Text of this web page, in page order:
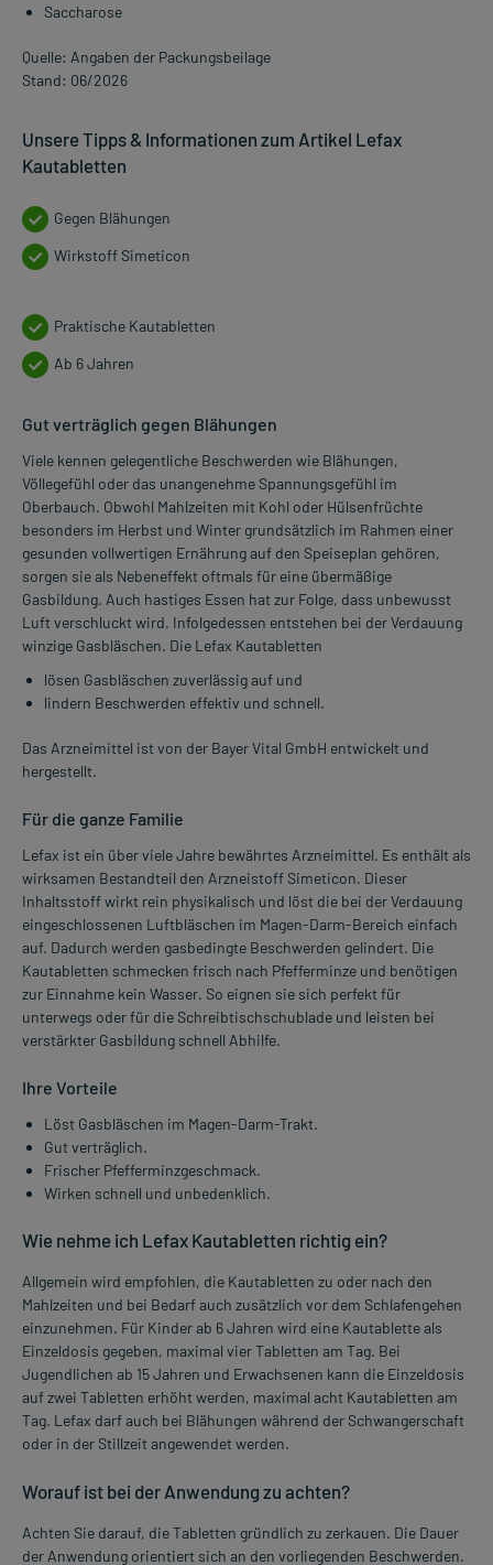
Saccharose
Quelle: Angaben der Packungsbeilage
Stand: 06/2026
Unsere Tipps & Informationen zum Artikel Lefax
Kautabletten
Gegen Blähungen
Wirkstoff Simeticon
Praktische Kautabletten
Ab 6 Jahren
Gut verträglich gegen Blähungen
Viele kennen gelegentliche Beschwerden wie Blähungen,
Völlegefühl oder das unangenehme Spannungsgefühl im
Oberbauch. Obwohl Mahlzeiten mit Kohl oder Hülsenfrüchte
besonders im Herbst und Winter grundsätzlich im Rahmen einer
gesunden vollwertigen Ernährung auf den Speiseplan gehören,
sorgen sie als Nebeneffekt oftmals für eine übermäßige
Gasbildung. Auch hastiges Essen hat zur Folge, dass unbewusst
Luft verschluckt wird. Infolgedessen entstehen bei der Verdauung
winzige Gasbläschen. Die Lefax Kautabletten
lösen Gasbläschen zuverlässig auf und
lindern Beschwerden effektiv und schnell.
Das Arzneimittel ist von der Bayer Vital GmbH entwickelt und
hergestellt.
Für die ganze Familie
Lefax ist ein über viele Jahre bewährtes Arzneimittel. Es enthält als
wirksamen Bestandteil den Arzneistoff Simeticon. Dieser
Inhaltsstoff wirkt rein physikalisch und löst die bei der Verdauung
eingeschlossenen Luftbläschen im Magen-Darm-Bereich einfach
auf. Dadurch werden gasbedingte Beschwerden gelindert. Die
Kautabletten schmecken frisch nach Pfefferminze und benötigen
zur Einnahme kein Wasser. So eignen sie sich perfekt für
unterwegs oder für die Schreibtischschublade und leisten bei
verstärkter Gasbildung schnell Abhilfe.
Ihre Vorteile
Löst Gasbläschen im Magen-Darm-Trakt.
Gut verträglich.
Frischer Pfefferminzgeschmack.
Wirken schnell und unbedenklich.
Wie nehme ich Lefax Kautabletten richtig ein?
Allgemein wird empfohlen, die Kautabletten zu oder nach den
Mahlzeiten und bei Bedarf auch zusätzlich vor dem Schlafengehen
einzunehmen. Für Kinder ab 6 Jahren wird eine Kautablette als
Einzeldosis gegeben, maximal vier Tabletten am Tag. Bei
Jugendlichen ab 15 Jahren und Erwachsenen kann die Einzeldosis
auf zwei Tabletten erhöht werden, maximal acht Kautabletten am
Tag. Lefax darf auch bei Blähungen während der Schwangerschaft
oder in der Stillzeit angewendet werden.
Worauf ist bei der Anwendung zu achten?
Achten Sie darauf, die Tabletten gründlich zu zerkauen. Die Dauer
der Anwendung orientiert sich an den vorliegenden Beschwerden.